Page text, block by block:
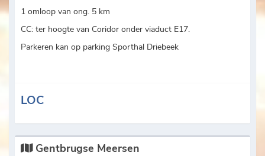
1 omloop van ong. 5 km
CC: ter hoogte van Coridor onder viaduct E17.
Parkeren kan op parking Sporthal Driebeek
LOC
Gentbrugse Meersen